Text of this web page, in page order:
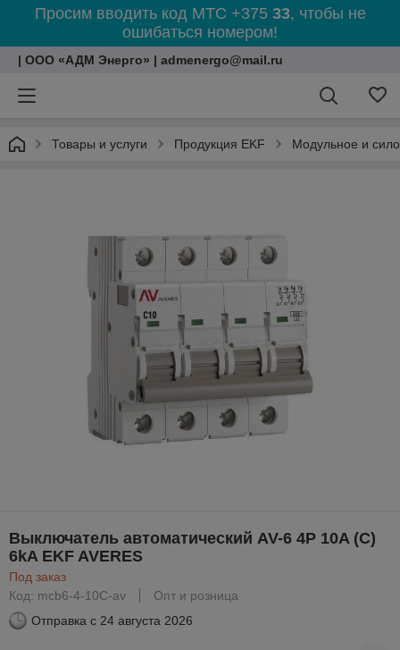
Просим вводить код МТС +375 33, чтобы не
ошибаться номером!
| ООО «АДМ Энерго» | admenergo@mail.ru
Товары и услуги Продукция EKF Модульное и
Выключатель автоматический AV-6 4P 10A (C)
6kA EKF AVERES
Под заказ
Код: mcb6-4-10C-av
Опт и розница
Отправка с 24 августа 2026